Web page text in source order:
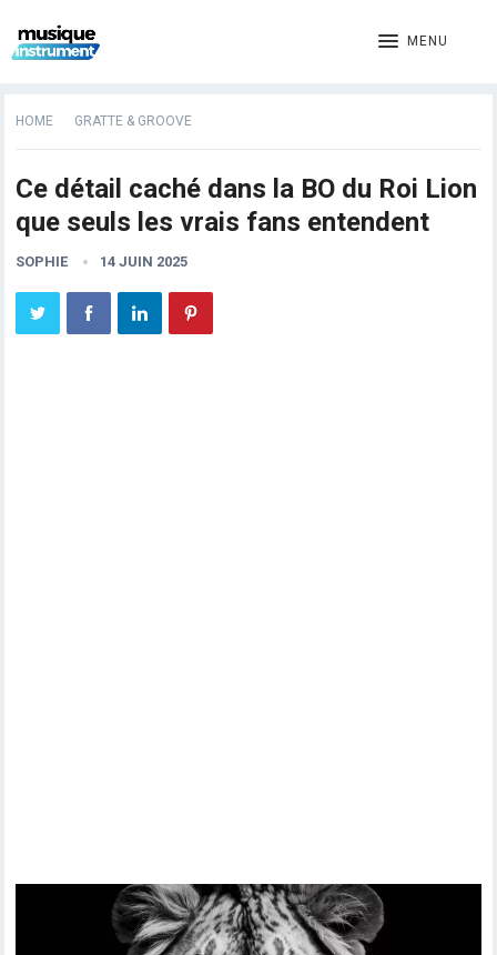
MENU
HOME GRATTE & GROOVE
Ce détail caché dans la BO du Roi Lion
que seuls les vrais fans entendent
SOPHIE 14 JUIN 2025